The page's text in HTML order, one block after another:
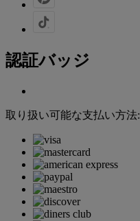
認証バッジ
取り扱い可能な支払い方法: